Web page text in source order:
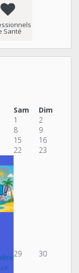
Santé
Sam
Dim
1
2
8
9
15
16
22 23
29 30